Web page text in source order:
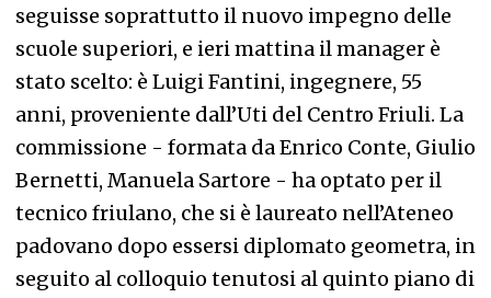
seguisse soprattutto il nuovo impegno delle
scuole superiori, e ieri mattina il manager è
stato scelto: è Luigi Fantini, ingegnere, 55
anni, proveniente dall’Uti del Centro Friuli. La
commissione - formata da Enrico Conte, Giulio
Bernetti, Manuela Sartore - ha optato per il
tecnico friulano, che si è laureato nell’Ateneo
padovano dopo essersi diplomato geometra, in
seguito al colloquio tenutosi al quinto piano di